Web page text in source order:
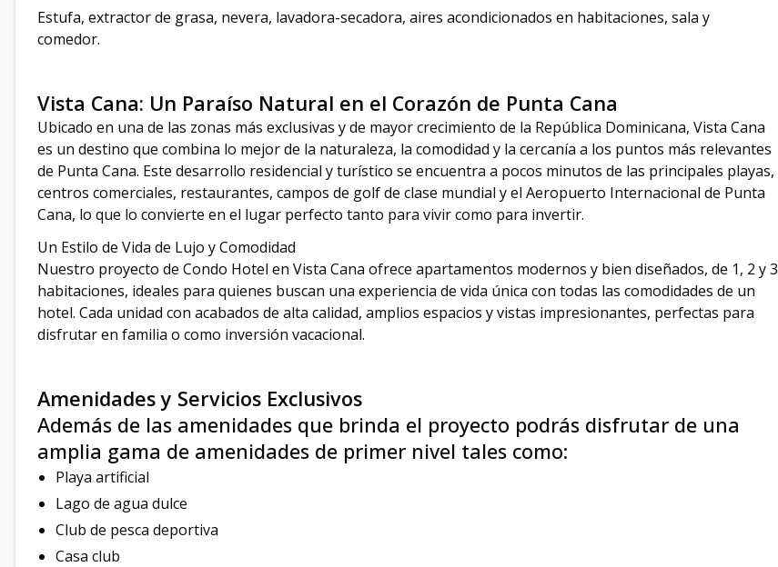
Estufa, extractor de grasa, nevera, lavadora-secadora, aires acondicionados en habitaciones, sala y
comedor.
Vista Cana: Un Paraíso Natural en el Corazón de Punta Cana
Ubicado en una de las zonas más exclusivas y de mayor crecimiento de la República Dominicana, Vista Cana
es un destino que combina lo mejor de la naturaleza, la comodidad y la cercanía a los puntos más relevantes
de Punta Cana. Este desarrollo residencial y turístico se encuentra a pocos minutos de las principales playas,
centros comerciales, restaurantes, campos de golf de clase mundial y el Aeropuerto Internacional de Punta
Cana, lo que lo convierte en el lugar perfecto tanto para vivir como para invertir.
Un Estilo de Vida de Lujo y Comodidad
Nuestro proyecto de Condo Hotel en Vista Cana ofrece apartamentos modernos y bien diseñados, de 1, 2 y 3
habitaciones, ideales para quienes buscan una experiencia de vida única con todas las comodidades de un
hotel. Cada unidad con acabados de alta calidad, amplios espacios y vistas impresionantes, perfectas para
disfrutar en familia o como inversión vacacional.
Amenidades y Servicios Exclusivos
Además de las amenidades que brinda el proyecto podrás disfrutar de una
amplia gama de amenidades de primer nivel tales como:
Playa artificial
Lago de agua dulce
Club de pesca deportiva
Casa club